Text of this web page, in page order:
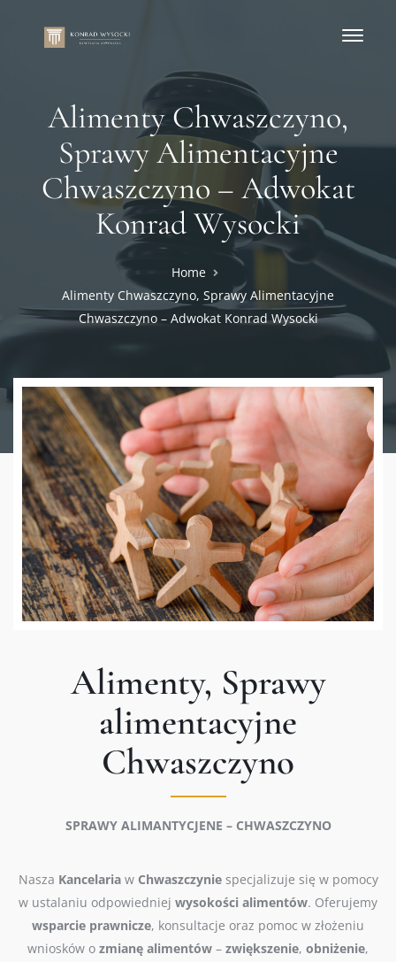
Alimenty Chwaszczyno,
Sprawy Alimentacyjne
Chwaszczyno – Adwokat
Konrad Wysocki
Home
Alimenty Chwaszczyno, Sprawy Alimentacyjne
Chwaszczyno – Adwokat Konrad Wysocki
Alimenty, Sprawy
alimentacyjne
Chwaszczyno
SPRAWY ALIMANTYCJENE – CHWASZCZYNO
Nasza Kancelariaw Chwaszczyniespecjalizuje się w pomocy
w ustalaniu odpowiedniej wysokości alimentów. Oferujemy
wsparcie prawnicze, konsultacje oraz pomoc w złożeniu
wniosków o zmianę alimentów – zwiększenie, obniżenie,